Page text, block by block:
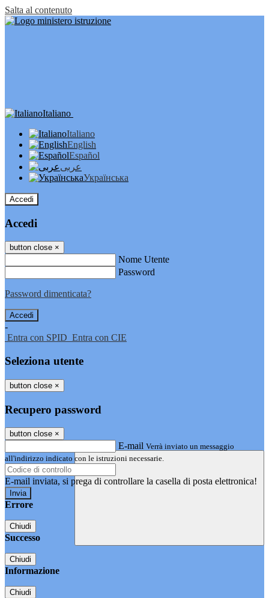
Salta al contenuto
Italiano
Italiano
English
Español
عربى
Українська
Accedi
Accedi
button close ×
Nome Utente
Password
Password dimenticata?
-
Entra con SPID Entra con CIE
Seleziona utente
button close ×
Recupero password
button close ×
E-mail Verrà inviato un messaggio
all'indirizzo indicato con le istruzioni necessarie.
E-mail inviata, si prega di controllare la casella di posta elettronica!
Errore
Chiudi
Successo
Chiudi
Informazione
Chiudi